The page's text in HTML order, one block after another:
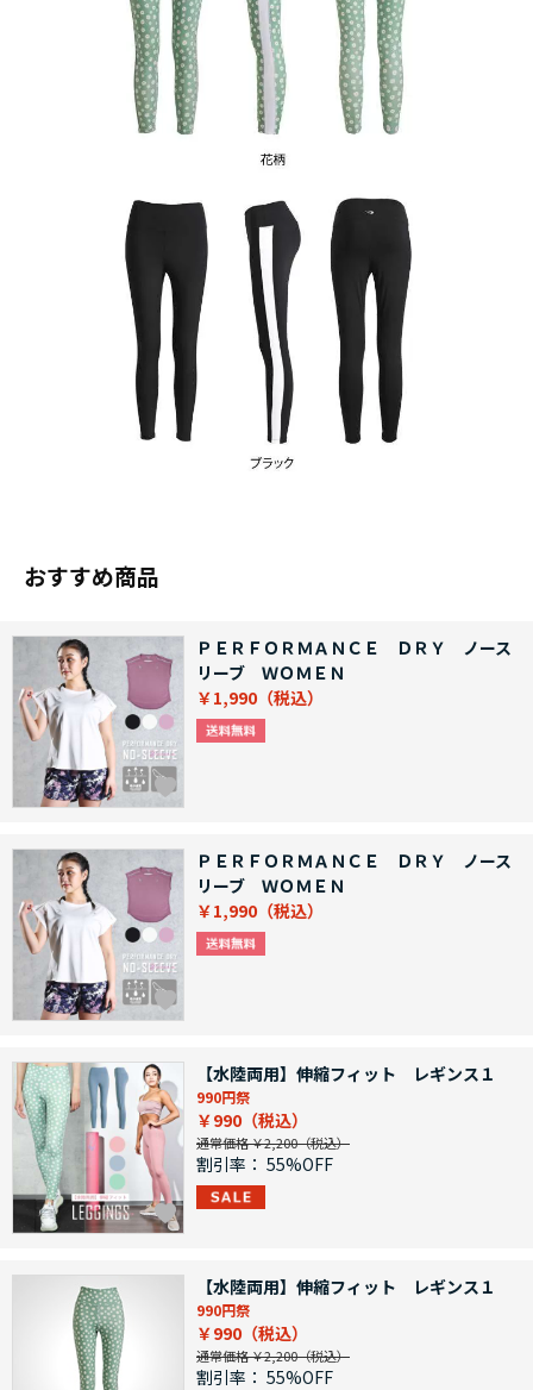
おすすめ商品
ＰＥＲＦＯＲＭＡＮＣＥ ＤＲＹ ノース
リーブ ＷＯＭＥＮ
￥1,990
ＰＥＲＦＯＲＭＡＮＣＥ ＤＲＹ ノース
リーブ ＷＯＭＥＮ
￥1,990
【水陸両用】伸縮フィット レギンス１
990円祭
￥990
通常価格 ￥2,200
割引率： 55%OFF
【水陸両用】伸縮フィット レギンス１
990円祭
￥990
通常価格 ￥2,200
割引率： 55%OFF